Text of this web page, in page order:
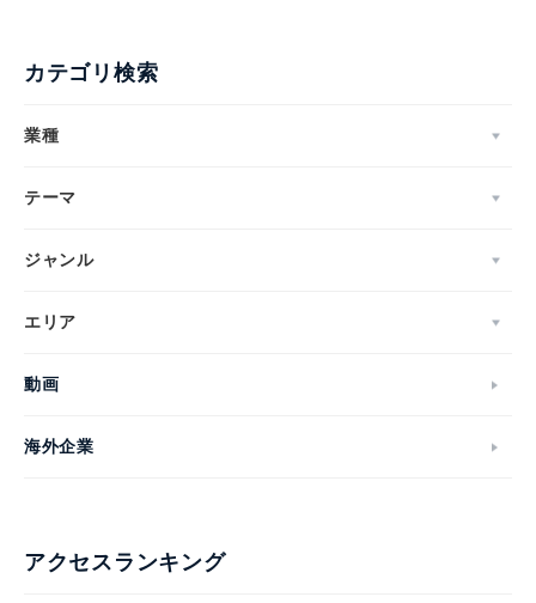
カテゴリ検索
業種
テーマ
ジャンル
エリア
動画
海外企業
アクセスランキング